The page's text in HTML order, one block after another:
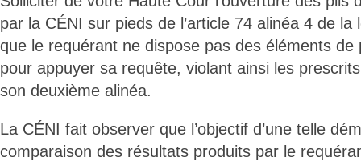
par la CÉNI sur pieds de l’article 74 alinéa 4 de la
que le requérant ne dispose pas des éléments de
pour appuyer sa requête, violant ainsi les
son deuxième alinéa.
La CÉNI fait observer que l’objectif d’une telle
comparaison des résultats produits par le